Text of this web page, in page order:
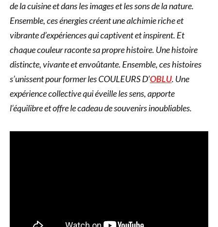
de la cuisine et dans les images et les sons de la nature.
Ensemble, ces énergies créent une alchimie riche et
vibrante d’expériences qui captivent et inspirent. Et
chaque couleur raconte sa propre histoire. Une histoire
distincte, vivante et envoûtante. Ensemble, ces histoires
s’unissent pour former les COULEURS D’OBLU. Une
expérience collective qui éveille les sens, apporte
l’équilibre et offre le cadeau de souvenirs inoubliables.